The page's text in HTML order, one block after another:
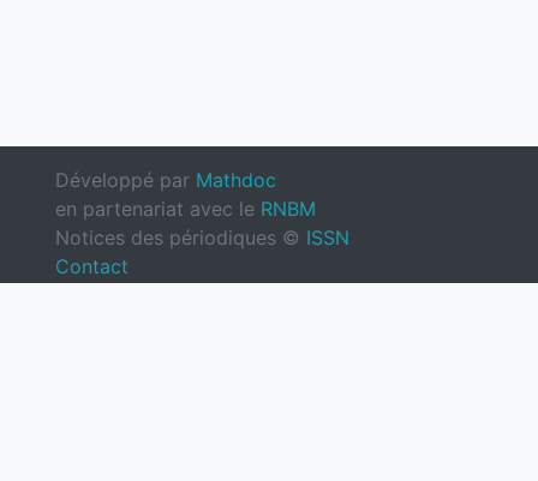
Développé par Mathdoc
en partenariat avec le RNBM
Notices des périodiques © ISSN
Contact